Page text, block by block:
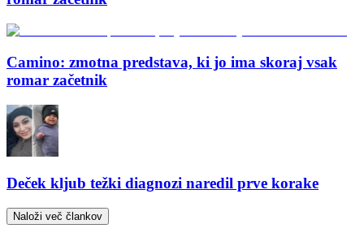
Camino: zmotna predstava, ki jo ima skoraj vsak
romar začetnik
Deček kljub težki diagnozi naredil prve korake
Naloži več člankov